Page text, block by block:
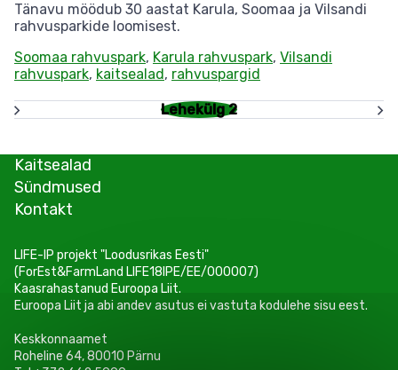
Tänavu möödub 30 aastat Karula, Soomaa ja Vilsandi
rahvusparkide loomisest.
Soomaa rahvuspark, Karula rahvuspark, Vilsandi
rahvuspark, kaitsealad, rahvuspargid
Lehekülg 2
Kaitsealad
Sündmused
Kontakt
LIFE-IP projekt "Loodusrikas Eesti"
(ForEst&FarmLand LIFE18IPE/EE/000007)
Kaasrahastanud Euroopa Liit.
Euroopa Liit ja abi andev asutus ei vastuta kodulehe sisu eest.
Keskkonnaamet
Roheline 64, 80010 Pärnu